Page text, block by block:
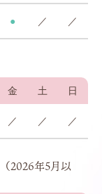
● ／ ／
金 土 日
／ ／ ／
2026年5月以